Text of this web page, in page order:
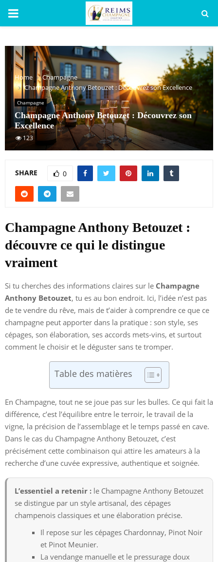
PRIMARY
Home
Champagne
Champagne Anthony Betouzet : Découvrez son Excellence
Champagne
Champagne Anthony Betouzet : Découvrez son
Excellence
123
SHARE 0
Champagne Anthony Betouzet :
découvre ce qui le distingue
vraiment
Si tu cherches des informations claires sur le Champagne
Anthony Betouzet, tu es au bon endroit. Ici, l’idée n’est pas
de te vendre du rêve, mais de t’aider à comprendre ce que ce
champagne peut apporter dans la pratique : son style, ses
cépages, son élaboration, ses accords mets-vins, et surtout
comment le choisir et le déguster sans te tromper.
Table des matières
En Champagne, tout ne se joue pas sur les bulles. Ce qui fait la
différence, c’est l’équilibre entre le terroir, le travail de la
vigne, la précision de l’assemblage et le temps passé en cave.
Dans le cas du Champagne Anthony Betouzet, c’est
précisément cette combinaison qui attire les amateurs à la
recherche d’une cuvée expressive, authentique et soignée.
L’essentiel a retenir : le Champagne Anthony Betouzet
se distingue par un style artisanal, des cépages
champenois classiques et une élaboration précise.
Il repose sur les cépages Chardonnay, Pinot Noir
et Pinot Meunier.
La vendange manuelle et le pressurage doux